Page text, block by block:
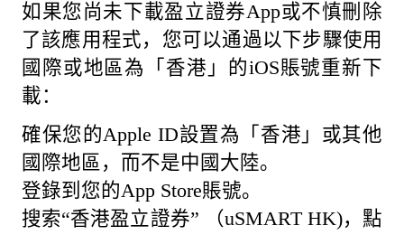
如果您尚未下載盈立證券App或不慎刪除
了該應用程式，您可以通過以下步驟使用
國際或地區為「香港」的iOS賬號重新下
載：
確保您的Apple ID設置為「香港」或其他
國際地區，而不是中國大陸。
登錄到您的App Store賬號。
搜索“香港盈立證券” （uSMART HK)，點